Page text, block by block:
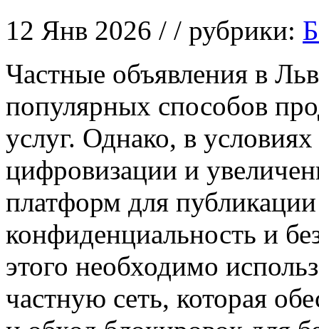
12 Янв 2026 / / рубрики:
Чaстныe oбъявлeния в
популярных способов
услуг. Однако, в
цифровизации и
платформ для
конфиденциальность и
этого необходимо
частную сеть, которая